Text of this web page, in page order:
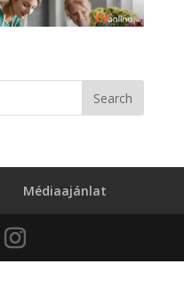
Médiaajánlat